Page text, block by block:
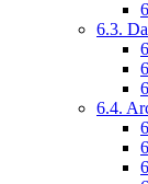
6.3.
6.4.